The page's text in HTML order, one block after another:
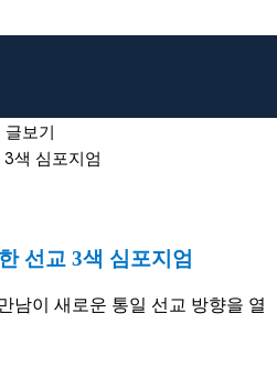
글보기
3색 심포지엄
선교 3색 심포지엄
남이 새로운 통일 선교 방향을 열